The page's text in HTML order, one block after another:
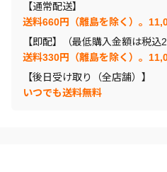
【通常配送】
送料660円（離島を除く）。
【即配】（最低購入金額は税込
送料330円（離島を除く）。
【後日受け取り（全店舗）】
いつでも送料無料